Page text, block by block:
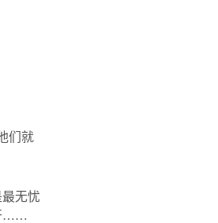
们就
无忧
……